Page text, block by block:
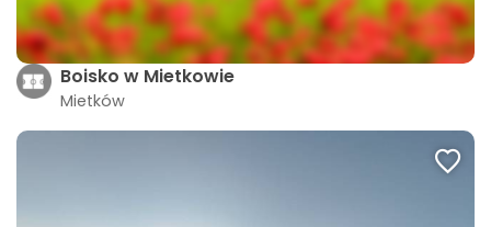
Boisko w Mietkowie
Mietków